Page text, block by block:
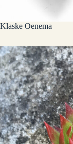
Klaske Oenema